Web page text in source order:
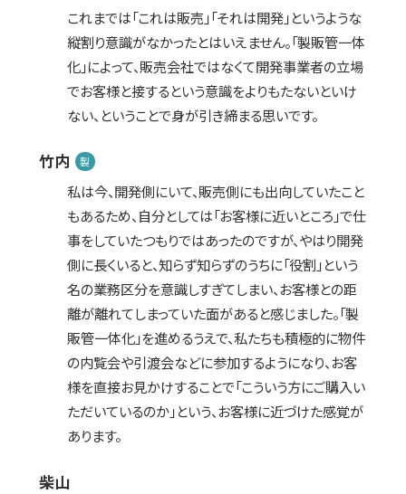
これまでは「これは販売」「それは開発」というような
縦割り意識がなかったとはいえません。「製販管一体
化」によって、販売会社ではなくて開発事業者の立場
でお客様と接するという意識をよりもたないといけ
ない、ということで身が引き締まる思いです。
竹内 製
私は今、開発側にいて、販売側にも出向していたこと
もあるため、自分としては「お客様に近いところ」で仕
事をしていたつもりではあったのですが、やはり開発
側に長くいると、知らず知らずのうちに「役割」という
名の業務区分を意識しすぎてしまい、お客様との距
離が離れてしまっていた面があると感じました。「製
販管一体化」を進めるうえで、私たちも積極的に物件
の内覧会や引渡会などに参加するようになり、お客
様を直接お見かけすることで「こういう方にご購入い
ただいているのか」という、お客様に近づけた感覚が
あります。
柴山